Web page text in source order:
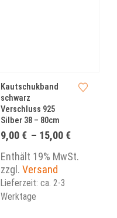
Kautschukband
schwarz
Verschluss 925
Silber 38 – 80cm
9,00 € – 15,00 €
bis
Enthält 19% MwSt.
zzgl. Versand
Lieferzeit: ca. 2-3
Werktage